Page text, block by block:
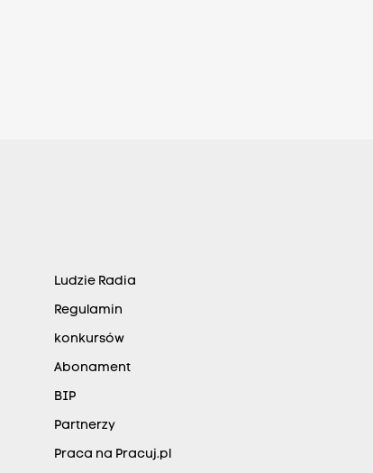
Ludzie Radia
Regulamin
konkursów
Abonament
BIP
Partnerzy
Praca na Pracuj.pl